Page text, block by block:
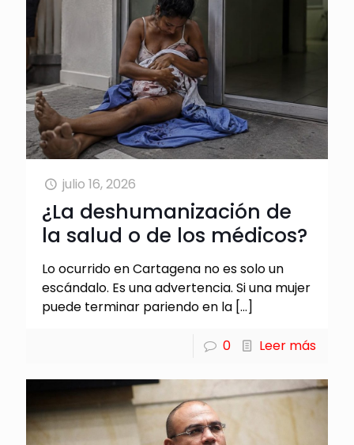
julio 16, 2026
¿La deshumanización de
la salud o de los médicos?
Lo ocurrido en Cartagena no es solo un
escándalo. Es una advertencia. Si una mujer
puede terminar pariendo en la […]
0 Leer más